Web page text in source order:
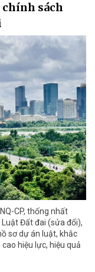
sách
CP, thống nhất
Đất đai (sửa đổi),
sơ dự án luật, khắc
hiệu lực, hiệu quả